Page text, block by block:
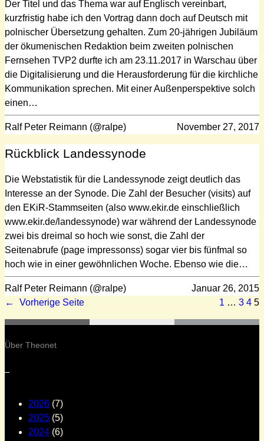
Der Titel und das Thema war auf Englisch vereinbart,
kurzfristig habe ich den Vortrag dann doch auf Deutsch mit
polnischer Übersetzung gehalten. Zum 20-jährigen Jubiläum
der ökumenischen Redaktion beim zweiten polnischen
Fernsehen TVP2 durfte ich am 23.11.2017 in Warschau über
die Digitalisierung und die Herausforderung für die kirchliche
Kommunikation sprechen. Mit einer Außenperspektive solch
einen…
Ralf Peter Reimann (@ralpe) November 27, 2017
Rückblick Landessynode
Die Webstatistik für die Landessynode zeigt deutlich das
Interesse an der Synode. Die Zahl der Besucher (visits) auf
den EKiR-Stammseiten (also www.ekir.de einschließlich
www.ekir.de/landessynode) war während der Landessynode
zwei bis dreimal so hoch wie sonst, die Zahl der
Seitenabrufe (page impressonss) sogar vier bis fünfmal so
hoch wie in einer gewöhnlichen Woche. Ebenso wie die…
Ralf Peter Reimann (@ralpe)
Januar 26, 2015
←
Vorherige Seite 1 … 3 4 5
Über Theonet
–
2026 (7)
2025 (5)
2024 (6)